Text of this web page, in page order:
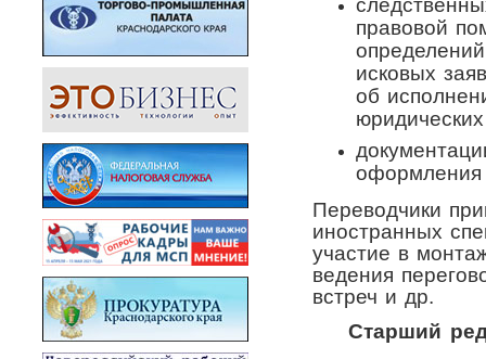
правовой
исковых
об
оформления
Переводчики
иностранных
участие в
ведения
встреч и др.
Старший